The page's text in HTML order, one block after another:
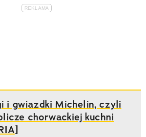
i gwiazdki Michelin, czyli
chorwackiej kuchni